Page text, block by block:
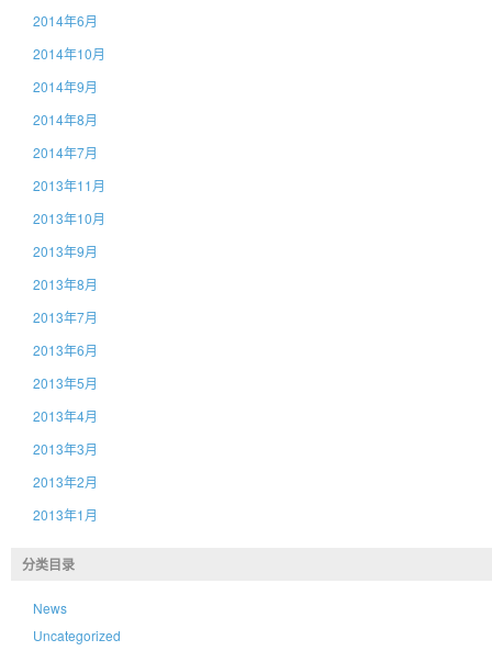
2014年6月
2014年10月
2014年9月
2014年8月
2014年7月
2013年11月
2013年10月
2013年9月
2013年8月
2013年7月
2013年6月
2013年5月
2013年4月
2013年3月
2013年2月
2013年1月
分类目录
News
Uncategorized